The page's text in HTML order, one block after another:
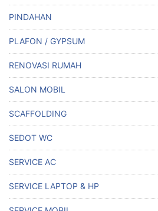
PINDAHAN
PLAFON / GYPSUM
RENOVASI RUMAH
SALON MOBIL
SCAFFOLDING
SEDOT WC
SERVICE AC
SERVICE LAPTOP & HP